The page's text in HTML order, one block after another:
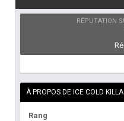
RÉPUTATION
À PROPOS DE ICE COLD KILLA
Rang